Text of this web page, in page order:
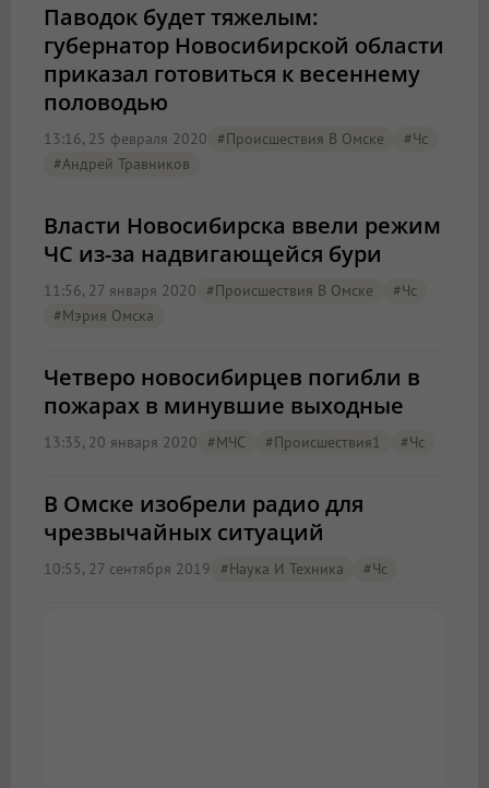
Паводок будет тяжелым:
губернатор Новосибирской области
приказал готовиться к весеннему
половодью
13:16, 25 февраля 2020 #Происшествия В Омске
#чс
#Андрей Травников
Власти Новосибирска ввели режим
ЧС из-за надвигающейся бури
11:56, 27 января 2020 #Происшествия В Омске
#чс
#мэрия Омска
Четверо новосибирцев погибли в
пожарах в минувшие выходные
13:35, 20 января 2020 #МЧС #Происшествия1 #чс
В Омске изобрели радио для
чрезвычайных ситуаций
10:55, 27 сентября 2019 #Наука И Техника #чс